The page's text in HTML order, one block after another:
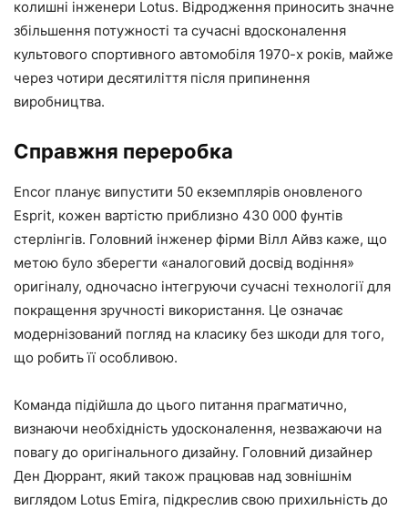
колишні інженери Lotus. Відродження приносить значне
збільшення потужності та сучасні вдосконалення
культового спортивного автомобіля 1970-х років, майже
через чотири десятиліття після припинення
виробництва.
Справжня переробка
Encor планує випустити 50 екземплярів оновленого
Esprit, кожен вартістю приблизно 430 000 фунтів
стерлінгів. Головний інженер фірми Вілл Айвз каже, що
метою було зберегти «аналоговий досвід водіння»
оригіналу, одночасно інтегруючи сучасні технології для
покращення зручності використання. Це означає
модернізований погляд на класику без шкоди для того,
що робить її особливою.
Команда підійшла до цього питання прагматично,
визнаючи необхідність удосконалення, незважаючи на
повагу до оригінального дизайну. Головний дизайнер
Ден Дюррант, який також працював над зовнішнім
виглядом Lotus Emira, підкреслив свою прихильність до